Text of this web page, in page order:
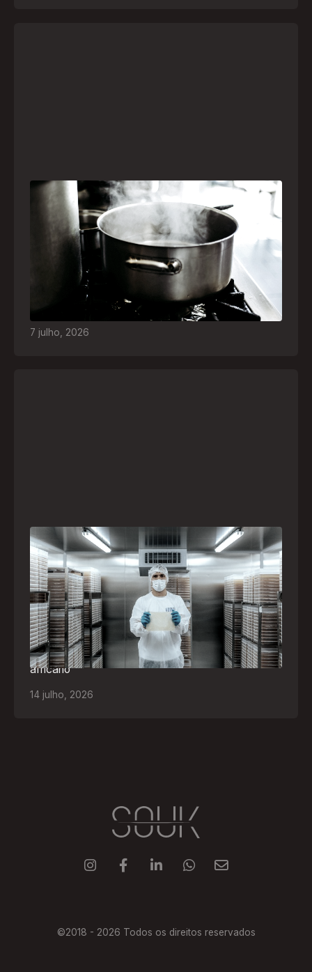
Frio leva brasileiros a improvisar para se
aquecer e aumenta risco de queimaduras
dentro de casa
O inverno chegou e, com ele, práticas perigosas
para espantar o frio voltam a ser comuns. Saiba
quais são os riscos e como agir em caso de
7 julho 2026
A paranaense Vuelo Pharma é uma das 13
empresas brasileiras selecionadas para
representar o Brasil na maior feira de
negócios de Angola
Empresa participará da FILDA 2026, em Luanda,
levando tecnologias brasileiras para tratamento de
feridas, ostomia e proteção cutânea ao mercado
africano
14 julho, 2026
    
©2018 - 2026 Todos os direitos reservados